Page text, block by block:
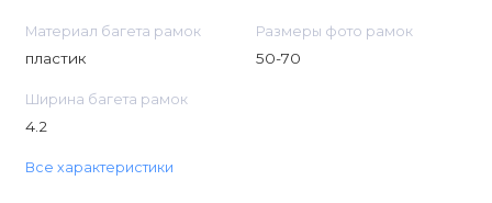
Материал багета рамок
пластик
Размеры фото рамок
50-70
Ширина багета рамок
4.2
Все характеристики